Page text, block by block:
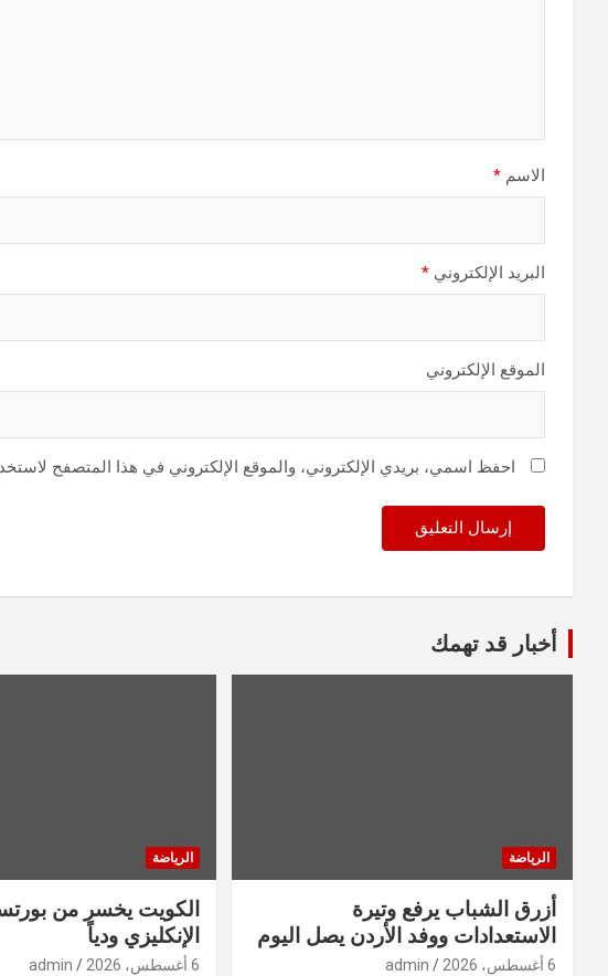
الاسم *
البريد الإلكتروني *
الموقع الإلكتروني
احفظ اسمي، بريدي الإلكتروني، والموقع الإلكتروني في هذا المتصفح
أخبار قد تهمك
الرياضة
أزرق الشباب يرفع وتيرة
الاستعدادات ووفد الأردن يصل اليوم
6 أغسطس، 2026 admin
الرياضة
الكويت يخسر من
الإنكليزي ودياً
6 أغسطس، 2026 admin